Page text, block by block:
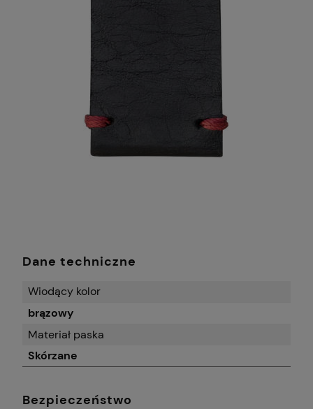
Dane techniczne
Wiodący kolor
brązowy
Materiał paska
Skórzane
Bezpieczeństwo